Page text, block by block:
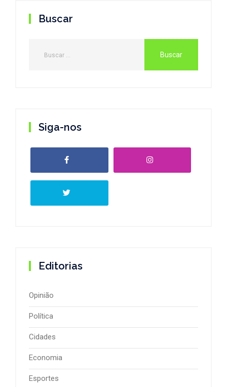
Buscar
Siga-nos
Editorias
Opinião
Política
Cidades
Economia
Esportes